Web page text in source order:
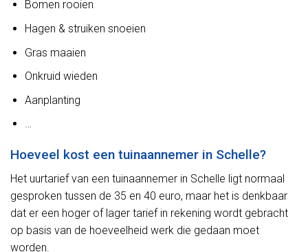
Bomen rooien
Hagen & struiken snoeien
Gras maaien
Onkruid wieden
Aanplanting
…
Hoeveel kost een tuinaannemer in Schelle?
Het uurtarief van een tuinaannemer in Schelle ligt normaal
gesproken tussen de 35 en 40 euro, maar het is denkbaar
dat er een hoger of lager tarief in rekening wordt gebracht
op basis van de hoeveelheid werk die gedaan moet
worden.